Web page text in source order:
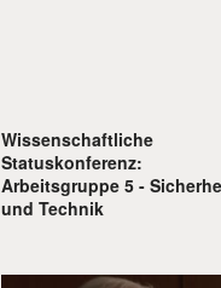
Wissenschaftliche
Statuskonferenz:
Arbeitsgruppe 5 -
und Technik